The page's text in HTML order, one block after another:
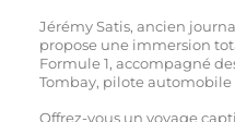
Jérémy Satis, ancien
propose une immersion
Formule 1, accompagné
Tombay, pilote
Offrez-vous un voyage